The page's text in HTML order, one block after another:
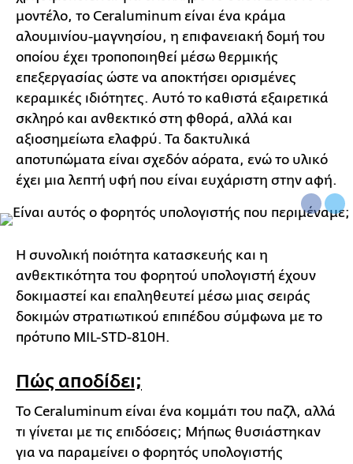
μοντέλο, το Ceraluminum είναι ένα κράμα
αλουμινίου-μαγνησίου, η επιφανειακή δομή του
οποίου έχει τροποποιηθεί μέσω θερμικής
επεξεργασίας ώστε να αποκτήσει ορισμένες
κεραμικές ιδιότητες. Αυτό το καθιστά εξαιρετικά
σκληρό και ανθεκτικό στη φθορά, αλλά και
αξιοσημείωτα ελαφρύ. Τα δακτυλικά
αποτυπώματα είναι σχεδόν αόρατα, ενώ το υλικό
έχει μια λεπτή υφή που είναι ευχάριστη στην αφή.
Η συνολική ποιότητα κατασκευής και η
ανθεκτικότητα του φορητού υπολογιστή έχουν
δοκιμαστεί και επαληθευτεί μέσω μιας σειράς
δοκιμών στρατιωτικού επιπέδου σύμφωνα με το
πρότυπο MIL-STD-810H.
Πώς αποδίδει;
Το Ceraluminum είναι ένα κομμάτι του παζλ, αλλά
τι γίνεται με τις επιδόσεις; Μήπως θυσιάστηκαν
για να παραμείνει ο φορητός υπολογιστής